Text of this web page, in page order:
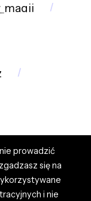
prowadzić
się na
i nie